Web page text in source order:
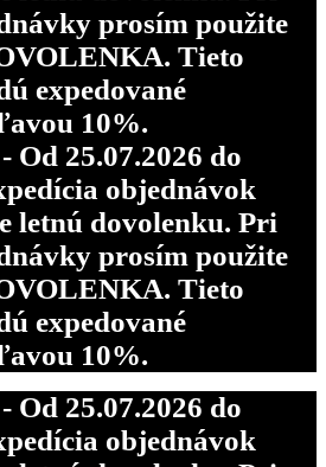
prosím použite
Tieto
expedované
10%.
25.07.2026 do
objednávok
letnú dovolenku. Pri
prosím použite
Tieto
expedované
10%.
25.07.2026 do
objednávok